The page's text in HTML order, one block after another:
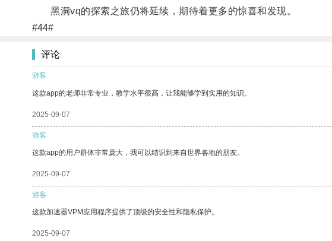
黑洞vq的探索之旅仍将延续，期待着更多的惊喜和发现。
#44#
评论
游客
这款app的老师非常专业，教学水平很高，让我能够学到实用的知识。
2025-09-07
游客
这款app的用户群体非常庞大，我可以结识到来自世界各地的朋友。
2025-09-07
游客
这款加速器VPM应用程序提供了顶级的安全性和隐私保护。
2025-09-07